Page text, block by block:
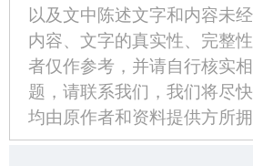
以及文中陈述文字和内容未
内容、文字的真实性、完整
者仅作参考，并请自行核实
题，请联系我们，我们将尽
均由原作者和资料提供方所拥